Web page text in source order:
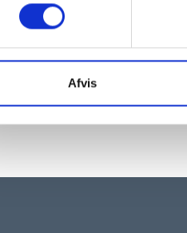
Afvis
samtidig en væsentlig
disse strategier med
der understøtter
ansvar, men et
er en del af.